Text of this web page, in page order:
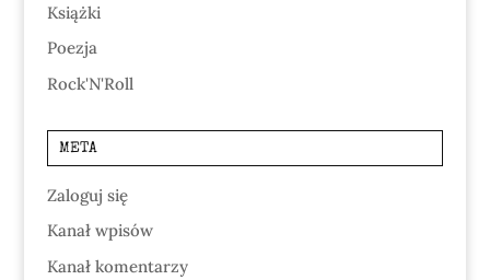
Książki
Poezja
Rock'N'Roll
META
Zaloguj się
Kanał wpisów
Kanał komentarzy